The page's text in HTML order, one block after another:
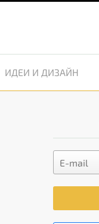
ИДЕИ И ДИЗАЙН